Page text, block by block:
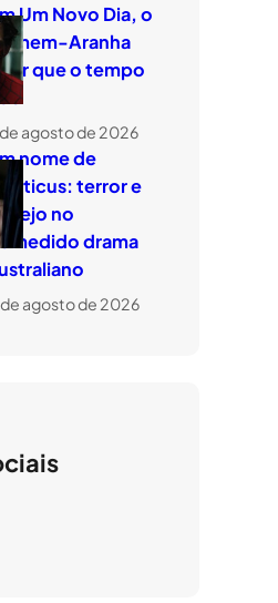
Um Novo Dia, o
Aranha
que o tempo
agosto de 2026
nome de
terror e
no
drama
agosto de 2026